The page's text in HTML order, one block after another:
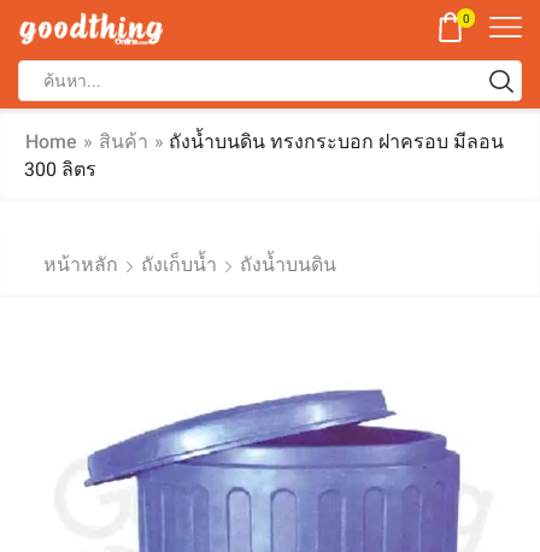
0
Home » สินค้า » ถังน้ำบนดิน ทรงกระบอก ฝาครอบ มีลอน
300 ลิตร
หน้าหลัก ถังเก็บน้ำ ถังน้ำบนดิน